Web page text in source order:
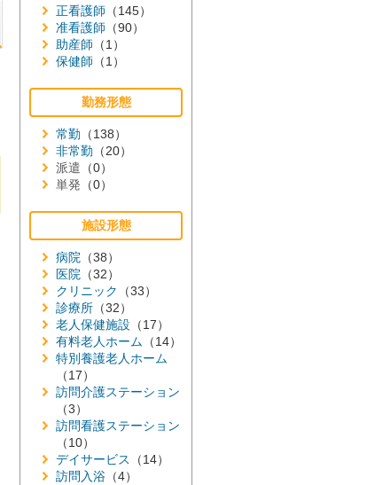
正看護師 （145）
准看護師 （90）
助産師 （1）
保健師 （1）
勤務形態
常勤 （138）
非常勤 （20）
派遣 （0）
単発 （0）
施設形態
病院 （38）
医院 （32）
クリニック
（33）
診療所 （32）
老人保健施設 （17）
有料老人ホーム （14）
特別養護老人ホーム
（17）
訪問介護ステーション
（3）
訪問看護ステーション
（10）
デイサービス
（14）
訪問入浴 （4）